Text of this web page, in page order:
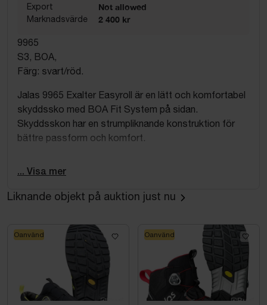
Export Not allowed
Marknadsvärde 2 400 kr
9965
S3, BOA,
Färg: svart/röd.
Jalas 9965 Exalter Easyroll är en lätt och komfortabel
skyddssko med BOA Fit System på sidan.
Skyddsskon har en strumpliknande konstruktion för
bättre passform och komfort.
microfiber med extra förstärkning på sidan och över
tåpartiet. Värmebeständig och oljebeständig Vibram
slitsula av nitril med bra grepp. Normal läst.
... Visa mer
Liknande objekt på auktion just nu
Oanvänd Oanvänd